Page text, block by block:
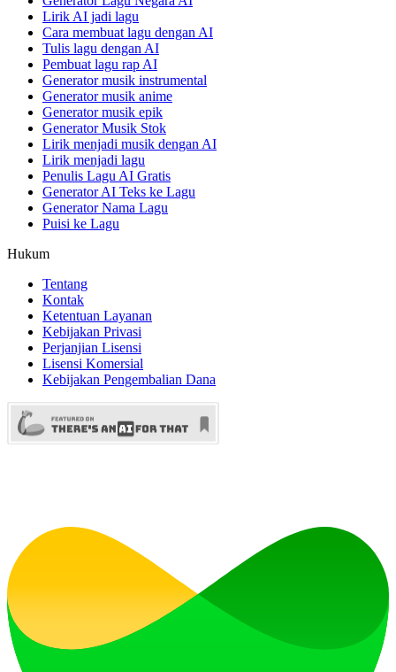
Lirik AI jadi lagu
Cara membuat lagu dengan AI
Tulis lagu dengan AI
Pembuat lagu rap AI
Generator musik instrumental
Generator musik anime
Generator musik epik
Generator Musik Stok
Lirik menjadi musik dengan AI
Lirik menjadi lagu
Penulis Lagu AI Gratis
Generator AI Teks ke Lagu
Generator Nama Lagu
Puisi ke Lagu
Hukum
Tentang
Kontak
Ketentuan Layanan
Kebijakan Privasi
Perjanjian Lisensi
Lisensi Komersial
Kebijakan Pengembalian Dana